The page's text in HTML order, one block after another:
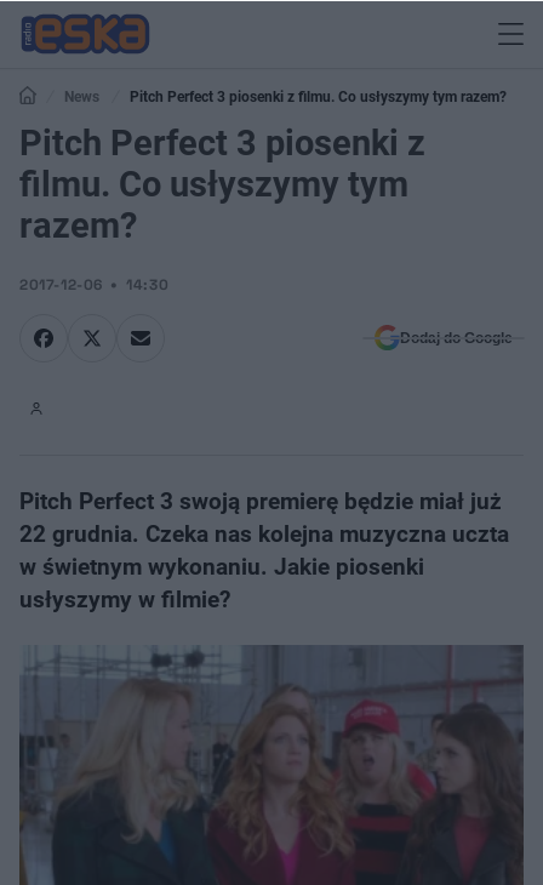
News Pitch Perfect 3 piosenki z filmu. Co usłyszymy tym razem?
Pitch Perfect 3 piosenki z
filmu. Co usłyszymy tym
razem?
2017-12-06 14:30
Dodaj do Google
Pitch Perfect 3 swoją premierę będzie miał już
22 grudnia. Czeka nas kolejna muzyczna uczta
w świetnym wykonaniu. Jakie piosenki
usłyszymy w filmie?